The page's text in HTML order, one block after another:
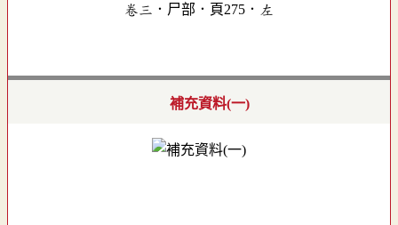
卷三．尸部．頁275．左
補充資料(一)